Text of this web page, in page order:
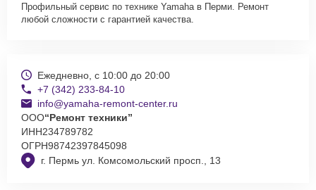
Профильный сервис по технике Yamaha в Перми. Ремонт
любой сложности с гарантией качества.
г. Пермь ул. Комсомольский просп., 13
Ежедневно, с 10:00 до 20:00
+7 (342) 233-84-10
info@yamaha-remont-center.ru
ООО“Ремонт техники”
ИНН234789782
ОГРН98742397845098